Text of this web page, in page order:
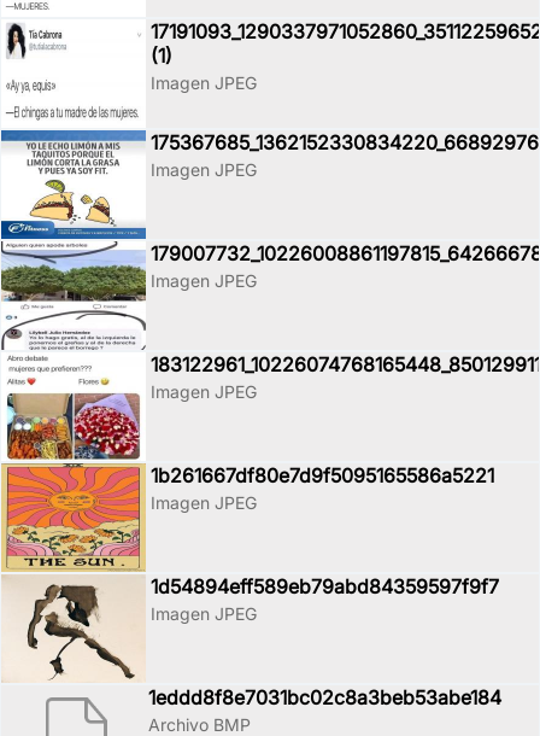
(1)
Imagen JPEG
Imagen JPEG
Imagen JPEG
Imagen JPEG
1b261667df80e7d9f5095165586a5221
Imagen JPEG
1d54894eff589eb79abd84359597f9f7
Imagen JPEG
1eddd8f8e7031bc02c8a3beb53abe184
Archivo BMP